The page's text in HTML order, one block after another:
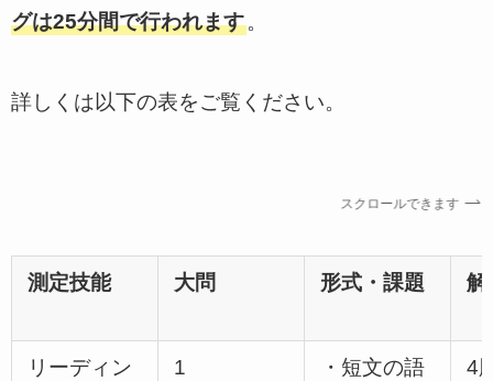
グは25分間で行われます。
詳しくは以下の表をご覧ください。
スクロールできます
測定技能 大問 形式・課題 解
リーディン
1
・短文の語
4